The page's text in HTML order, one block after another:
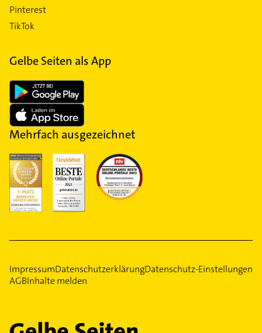
Pinterest
TikTok
Gelbe Seiten als App
Mehrfach ausgezeichnet
ImpressumDatenschutzerklärungDatenschutz-Einstellungen
AGBInhalte melden